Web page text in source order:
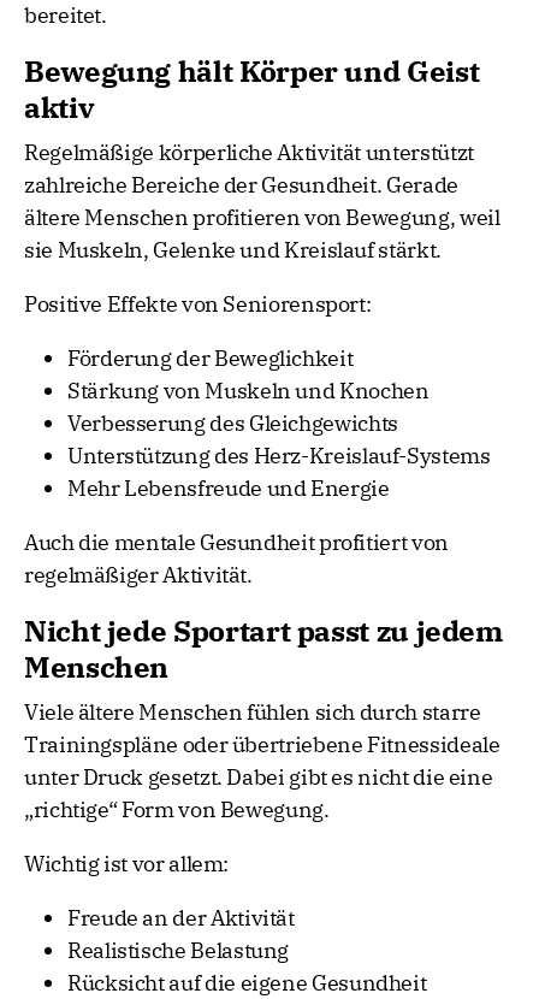
bereitet.
Bewegung hält Körper und Geist
aktiv
Regelmäßige körperliche Aktivität unterstützt
zahlreiche Bereiche der Gesundheit. Gerade
ältere Menschen profitieren von Bewegung, weil
sie Muskeln, Gelenke und Kreislauf stärkt.
Positive Effekte von Seniorensport:
Förderung der Beweglichkeit
Stärkung von Muskeln und Knochen
Verbesserung des Gleichgewichts
Unterstützung des Herz-Kreislauf-Systems
Mehr Lebensfreude und Energie
Auch die mentale Gesundheit profitiert von
regelmäßiger Aktivität.
Nicht jede Sportart passt zu jedem
Menschen
Viele ältere Menschen fühlen sich durch starre
Trainingspläne oder übertriebene Fitnessideale
unter Druck gesetzt. Dabei gibt es nicht die eine
„richtige“ Form von Bewegung.
Wichtig ist vor allem:
Freude an der Aktivität
Realistische Belastung
Rücksicht auf die eigene Gesundheit